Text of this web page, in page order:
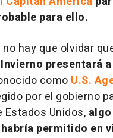
para ello.
hay que olvidar
presentará
como U.S.
por el gobierno
Estados Unidos,
permitido en